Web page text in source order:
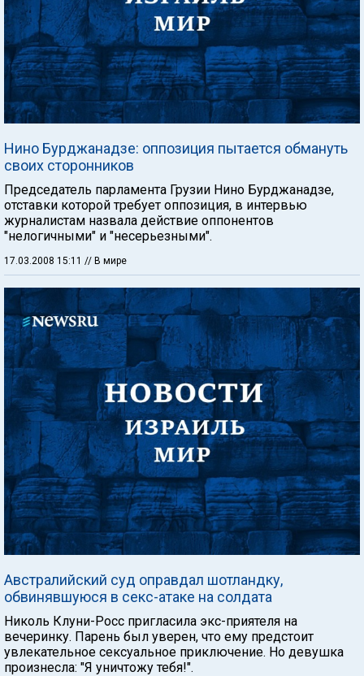
Нино Бурджанадзе: оппозиция пытается обмануть
своих сторонников
Председатель парламента Грузии Нино Бурджанадзе,
отставки которой требует оппозиция, в интервью
журналистам назвала действие оппонентов
"нелогичными" и "несерьезными".
17.03.2008 15:11 // В мире
Австралийский суд оправдал шотландку,
обвинявшуюся в секс-атаке на солдата
Николь Клуни-Росс пригласила экс-приятеля на
вечеринку. Парень был уверен, что ему предстоит
увлекательное сексуальное приключение. Но девушка
произнесла: "Я уничтожу тебя!".